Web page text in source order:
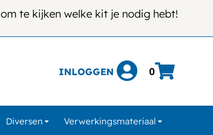
om te kijken welke kit je nodig hebt!
INLOGGEN 0
Diversen Verwerkingsmateriaal